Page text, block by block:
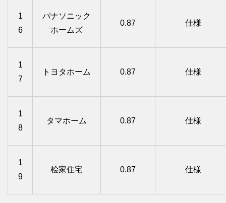
1
6
パナソニック
ホームズ
0.87 仕様
1
7
トヨタホーム 0.87 仕様
1
8
タマホーム 0.87 仕様
1
9
桧家住宅 0.87 仕様